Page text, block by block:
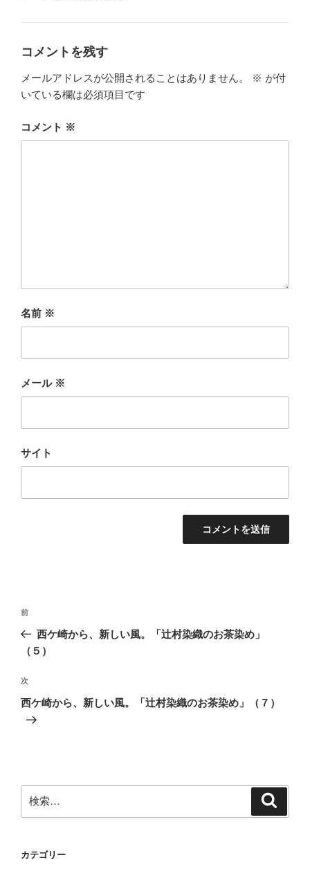
コメントを残す
メールアドレスが公開されることはありません。 ※ が付
いている欄は必須項目です
コメント ※
名前 ※
メール ※
サイト
投
ナ
ゲ
ー
シ
前
の
投
前
西ケ崎から、新しい風。「辻村染織のお茶染め」
（５）
次
の
次
西ケ崎から、新しい風。「辻村染織のお茶染め」（７）
索:
カテゴリー